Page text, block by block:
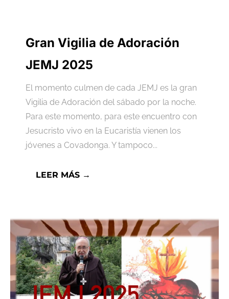
Gran Vigilia de Adoración
JEMJ 2025
El momento culmen de cada JEMJ es la gran
Vigilia de Adoración del sábado por la noche.
Para este momento, para este encuentro con
Jesucristo vivo en la Eucaristía vienen los
jóvenes a Covadonga. Y tampoco...
LEER MÁS →